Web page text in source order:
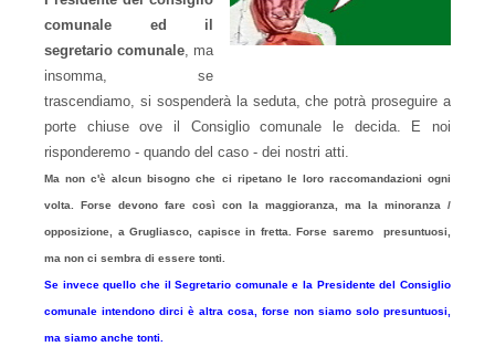
comunale ed il
segretario comunale, ma
insomma, se
trascendiamo, si sospenderà la seduta, che potrà proseguire a
porte chiuse ove il Consiglio comunale le decida. E noi
risponderemo - quando del caso - dei nostri atti.
Ma non c'è alcun bisogno che ci ripetano le loro raccomandazioni ogni
volta. Forse devono fare così con la maggioranza, ma la minoranza /
opposizione, a Grugliasco, capisce in fretta. Forse saremo presuntuosi,
ma non ci sembra di essere tonti.
Se invece quello che il Segretario comunale e la Presidente del Consiglio
comunale intendono dirci è altra cosa, forse non siamo solo presuntuosi,
ma siamo anche tonti.